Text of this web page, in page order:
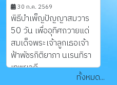
30 ก.ค. 2569
พิธีบำเพ็ญปัญญาสมวาร
50 วัน เพื่ออุทิศถวายแด่
สมเด็จพระเจ้าลูกเธอเจ้า
ฟ้าพัชรกิติยาภา นเรนทิรา
เทพยวดี...
ทั้งหมด...